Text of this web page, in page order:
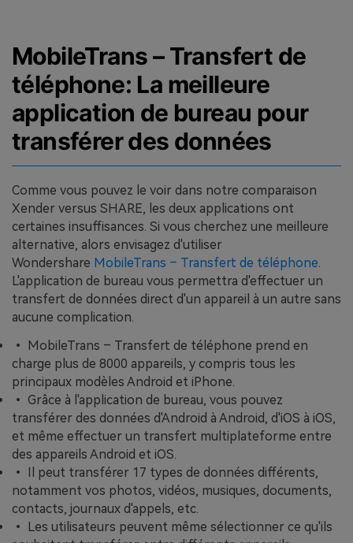
MobileTrans – Transfert de
téléphone: La meilleure
application de bureau pour
transférer des données
Comme vous pouvez le voir dans notre comparaison
Xender versus SHARE, les deux applications ont
certaines insuffisances. Si vous cherchez une meilleure
alternative, alors envisagez d'utiliser
Wondershare MobileTrans – Transfert de téléphone.
L'application de bureau vous permettra d'effectuer un
transfert de données direct d'un appareil à un autre sans
aucune complication.
• MobileTrans – Transfert de téléphone prend en
charge plus de 8000 appareils, y compris tous les
principaux modèles Android et iPhone.
• Grâce à l'application de bureau, vous pouvez
transférer des données d'Android à Android, d'iOS à iOS,
et même effectuer un transfert multiplateforme entre
des appareils Android et iOS.
• Il peut transférer 17 types de données différents,
notamment vos photos, vidéos, musiques, documents,
contacts, journaux d'appels, etc.
• Les utilisateurs peuvent même sélectionner ce qu'ils